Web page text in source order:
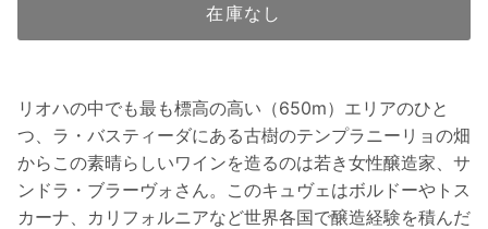
在庫なし
リオハの中でも最も標高の高い（650m）エリアのひと
つ、ラ・バスティーダにある古樹のテンプラニーリョの畑
からこの素晴らしいワインを造るのは若き女性醸造家、サ
ンドラ・ブラーヴォさん。このキュヴェはボルドーやトス
カーナ、カリフォルニアなど世界各国で醸造経験を積んだ